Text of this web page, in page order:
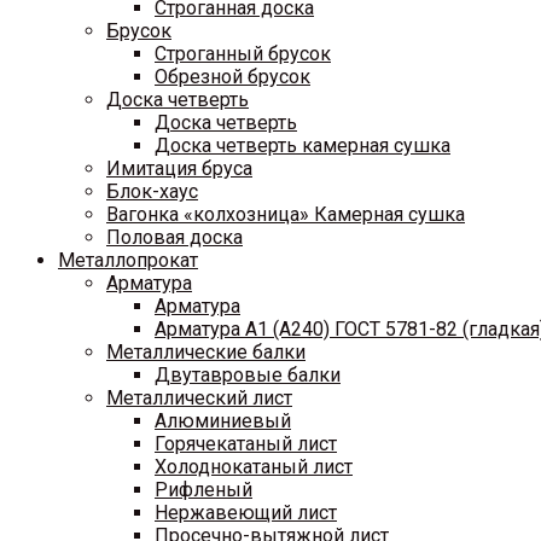
Строганная доска
Брусок
Строганный брусок
Обрезной брусок
Доска четверть
Доска четверть
Доска четверть камерная сушка
Имитация бруса
Блок-хаус
Вагонка «колхозница» Камерная сушка
Половая доска
Металлопрокат
Арматура
Арматура
Арматура A1 (A240) ГОСТ 5781-82
Металлические балки
Двутавровые балки
Металлический лист
Алюминиевый
Горячекатаный лист
Холоднокатаный лист
Рифленый
Нержавеющий лист
Просечно-вытяжной лист